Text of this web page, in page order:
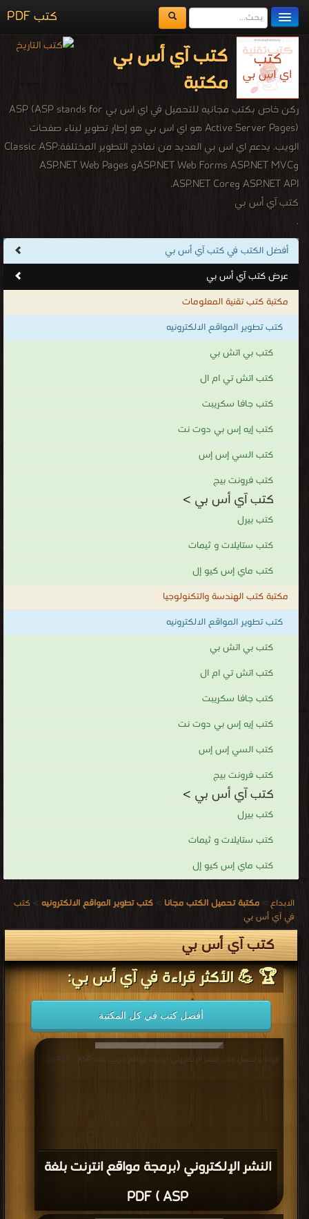
كتب PDF
مكتبة الكتب
المكتبات
يُقرأ حالياً
الفهرس
اضف كتاب
كتب آي أس بي
مكتبة
ركن خاص بكتب مجانيه للتحميل في اي اس بي ASP (ASP stands for
Active Server Pages) هو اي اس بي هو إطار تطوير لبناء صفحات
الويب. يدعم اي اس بي العديد من نماذج التطوير المختلفة:Classic ASP
وASP.NET Web Forms ASP.NET MVCو ASP.NET Web Pages
ASP.NET API وASP.NET Core.
كتب آي أس بي
.
أفضل الكتب في كتب آي أس بي
عرض كتب آي أس بي
مكتبة كتب تقنية المعلومات
كتب تطوير المواقع الالكترونيه
كتب بي اتش بي
كتب اتش تي ام ال
كتب جافا سكريبت
كتب إيه إس بي دوت نت
كتب السي إس إس
كتب فرونت بيج
كتب آي أس بي >
كتب بيرل
كتب ستايلات و ثيمات
كتب ماي إس كيو إل
مكتبة كتب الهندسة والتكنولوجيا
كتب تطوير المواقع الالكترونيه
كتب بي اتش بي
كتب اتش تي ام ال
كتب جافا سكريبت
كتب إيه إس بي دوت نت
كتب السي إس إس
كتب فرونت بيج
كتب آي أس بي >
كتب بيرل
كتب ستايلات و ثيمات
كتب ماي إس كيو إل
الابداع > مكتبة تحميل الكتب مجانا > كتب تطوير المواقع الالكترونيه > كتب
في آي أس بي
كتب آي أس بي
🏆 💪 الأكثر قراءة في آي أس بي:
أفضل كتب في كل المكتبة
النشر الإلكتروني (برمجة مواقع انترنت بلغة
ASP ) PDF
قراءة و تحميل كتاب النشر الإلكتروني (برمجة مواقع انترنت بلغة ASP ) PDF مجانا